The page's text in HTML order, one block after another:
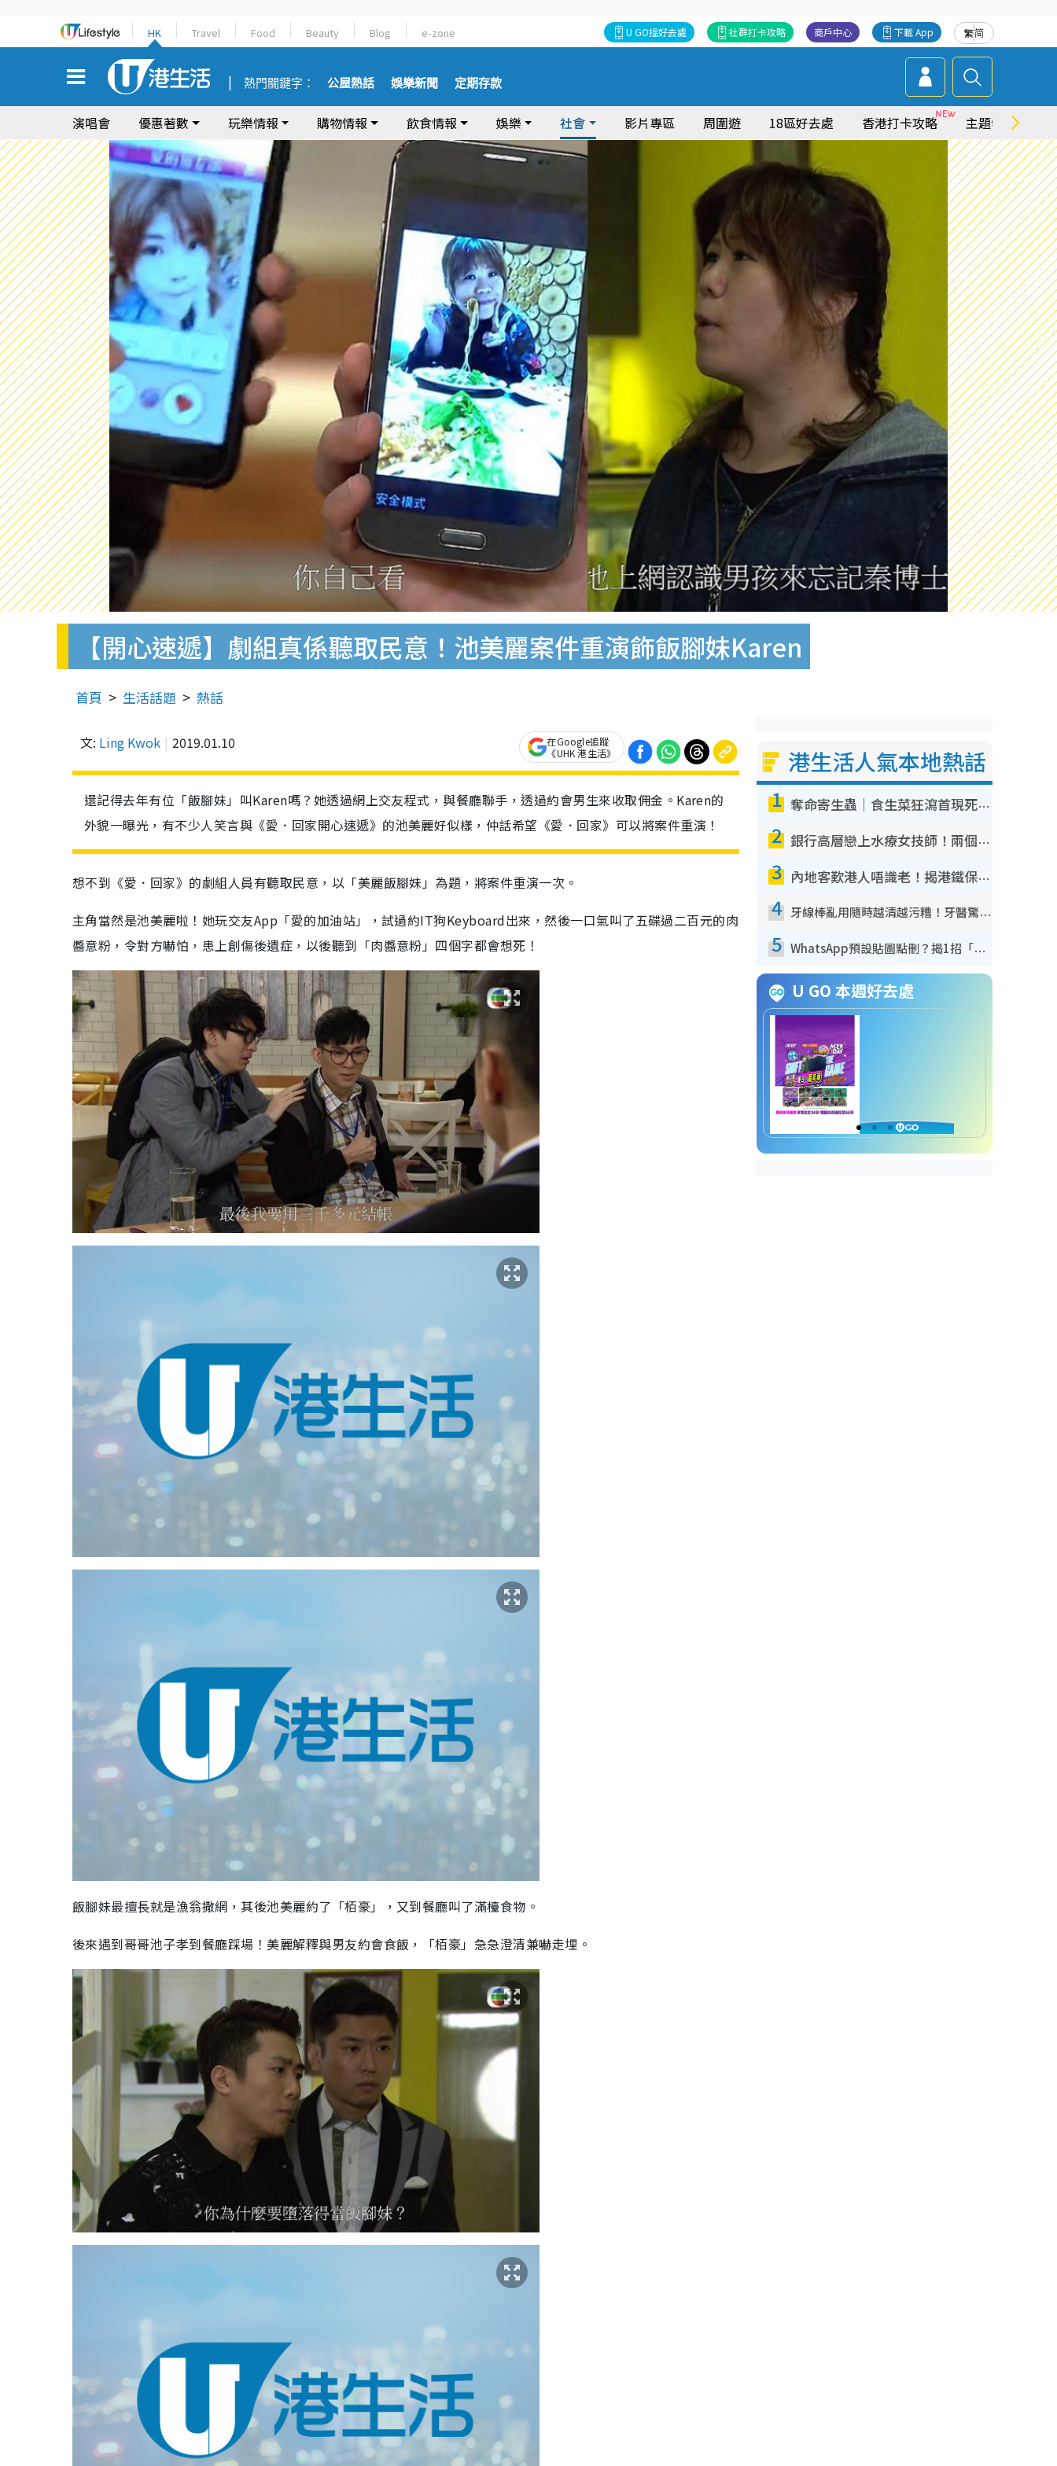
HK Travel Food Beauty Blog e-zone 繁简
下載 App
商戶中心
社群打卡攻略
U GO搵好去處
熱門關鍵字： 公屋熱話 娛樂新聞 定期存款
演唱會 優惠著數 玩樂情報 購物情報 飲食情報 娛樂 社會 影片專區 周圍遊 18區好去處 香港打卡攻略 主題特集
【開心速遞】劇組真係聽取民意！池美麗案件重演飾飯腳妹Karen
首頁 生活話題 熱話
文: Ling Kwok 2019.01.10
在Google追蹤
《UHK 港生活》
還記得去年有位「飯腳妹」叫Karen嗎？她透過網上交友程式，與餐廳聯手，透過約會男生來收取佣金。Karen的
外貌一曝光，有不少人笑言與《愛．回家開心速遞》的池美麗好似樣，仲話希望《愛．回家》可以將案件重演！
想不到《愛．回家》的劇組人員有聽取民意，以「美麗飯腳妹」為題，將案件重演一次。
主角當然是池美麗啦！她玩交友App「愛的加油站」，試過約IT狗Keyboard出來，然後一口氣叫了五碟過二百元的肉
醬意粉，令對方嚇怕，患上創傷後遺症，以後聽到「肉醬意粉」四個字都會想死！
飯腳妹最擅長就是漁翁撒網，其後池美麗約了「栢豪」，又到餐廳叫了滿檯食物。
後來遇到哥哥池子孝到餐廳踩場！美麗解釋與男友約會食飯，「栢豪」急急澄清兼嚇走埋。
港生活人氣本地熱話
1 奪命寄生蟲｜食生菜狂瀉首現死者！疫潮惡化錄1.8萬宗病例 揭洗菜3大謬誤
2 銀行高層戀上水療女技師！兩個月借128萬驚覺「沉船」沉落火海 揭背後疑似邪教操控賣淫
3 內地客歎港人唔識老！揭港鐵保鮮級冷氣 港人求放過：咪投訴
4 牙線棒亂用隨時越清越污糟！牙醫驚揭盲目過戶細菌恐致蛀牙：呢種先係日常真保養
5 WhatsApp預設貼圖點刪？揭1招「反向操作」還原簡潔介面 附3步實測教學
U GO 本週好去處